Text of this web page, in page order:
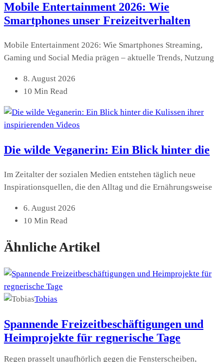
Mobile Entertainment 2026: Wie
Smartphones unser Freizeitverhalten
Mobile Entertainment 2026: Wie Smartphones Streaming,
Gaming und Social Media prägen – aktuelle Trends, Nutzung
8. August 2026
10 Min Read
Die wilde Veganerin: Ein Blick hinter die
Im Zeitalter der sozialen Medien entstehen täglich neue
Inspirationsquellen, die den Alltag und die Ernährungsweise
6. August 2026
10 Min Read
Ähnliche Artikel
Tobias
Spannende Freizeitbeschäftigungen und
Heimprojekte für regnerische Tage
Regen prasselt unaufhörlich gegen die Fensterscheiben,